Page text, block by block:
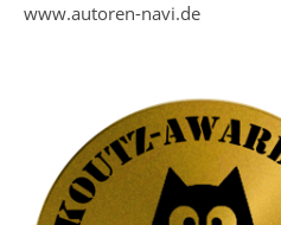
www.autoren-navi.de